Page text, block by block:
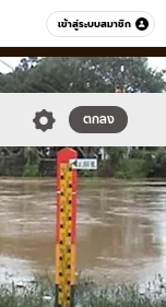
เข้าสู่ระบบสมาชิก
หมวดอื่นๆ
ตกลง